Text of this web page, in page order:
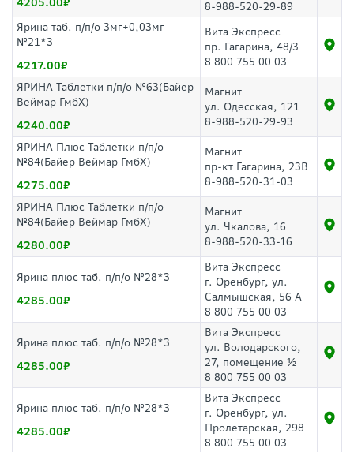
8-988-520-29-89
Ярина таб. п/п/о 3мг+0,03мг
№21*3
4217.00
Вита Экспресс
пр. Гагарина, 48/3
8 800 755 00 03
ЯРИНА Таблетки п/п/о №63(Байер
Веймар ГмбХ)
4240.00
Магнит
ул. Одесская, 121
8-988-520-29-93
ЯРИНА Плюс Таблетки п/п/о
№84(Байер Веймар ГмбХ)
4275.00
Магнит
пр-кт Гагарина, 23В
8-988-520-31-03
ЯРИНА Плюс Таблетки п/п/о
№84(Байер Веймар ГмбХ)
4280.00
Магнит
ул. Чкалова, 16
8-988-520-33-16
Ярина плюс таб. п/п/о №28*3
4285.00
Вита Экспресс
г. Оренбург, ул.
Салмышская, 56 А
8 800 755 00 03
Ярина плюс таб. п/п/о №28*3
4285.00
Вита Экспресс
ул. Володарского,
27, помещение ½
8 800 755 00 03
Ярина плюс таб. п/п/о №28*3
4285.00
Вита Экспресс
г. Оренбург, ул.
Пролетарская, 298
8 800 755 00 03